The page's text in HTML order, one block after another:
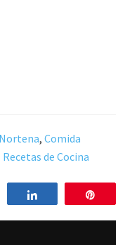
,Comida
Recetas de Cocina
Compartir